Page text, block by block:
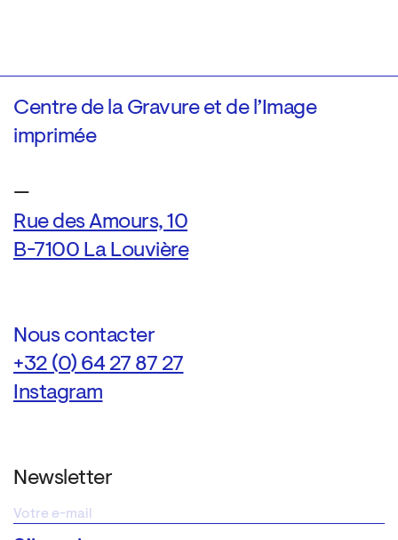
Centre de la Gravure et de l’Image
imprimée
—
Rue des Amours, 10
B-7100 La Louvière
Nous contacter
+32 (0) 64 27 87 27
Instagram
Newsletter